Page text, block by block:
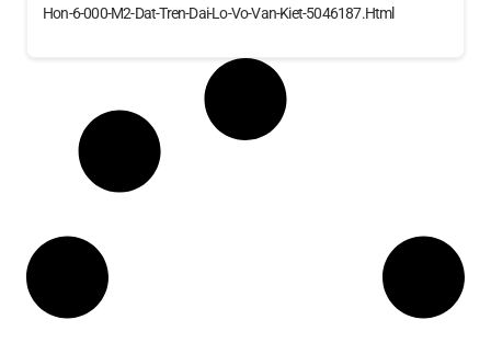
Hon-6-000-M2-Dat-Tren-Dai-Lo-Vo-Van-Kiet-5046187.html